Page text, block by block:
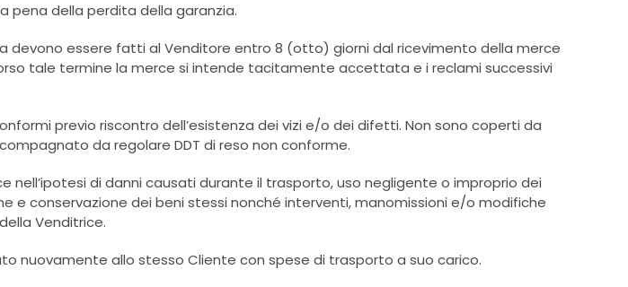
pena della perdita della garanzia.
devono essere fatti al Venditore entro 8 (otto) giorni dal ricevimento della merce
tale termine la merce si intende tacitamente accettata e i reclami successivi
previo riscontro dell’esistenza dei vizi e/o dei difetti. Non sono coperti da
da regolare DDT di reso non conforme.
di danni causati durante il trasporto, uso negligente o improprio dei
e conservazione dei beni stessi nonché interventi, manomissioni e/o modifiche
Venditrice.
nuovamente allo stesso Cliente con spese di trasporto a suo carico.